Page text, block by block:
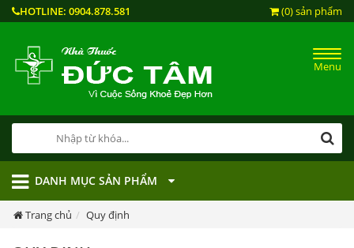
HOTLINE: 0904.878.581 (0) sản phẩm
Menu
DANH MỤC SẢN PHẨM
Trang chủ Quy định